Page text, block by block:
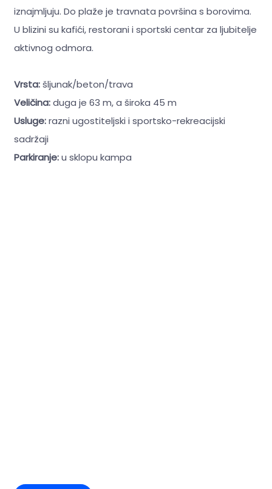
iznajmljuju. Do plaže je travnata površina s borovima.
U blizini su kafići, restorani i sportski centar za ljubitelje
aktivnog odmora.
Vrsta:šljunak/beton/trava
Veličina:duga je 63 m, a široka 45 m
Usluge:razni ugostiteljski i sportsko-rekreacijski
sadržaji
Parkiranje:u sklopu kampa